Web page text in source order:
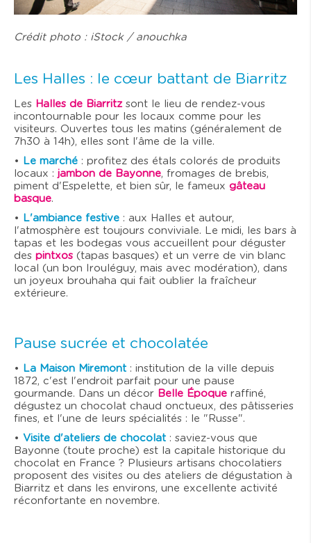
Crédit photo : iStock / anouchka
Les Halles : le cœur battant de Biarritz
Les Halles de Biarritz sont le lieu de rendez-vous
incontournable pour les locaux comme pour les
visiteurs. Ouvertes tous les matins (généralement de
7h30 à 14h), elles sont l'âme de la ville.
•
Le marché : profitez des étals colorés de produits
locaux : jambon de Bayonne, fromages de brebis,
piment d'Espelette, et bien sûr, le fameux gâteau
basque.
•
L'ambiance festive : aux Halles et autour,
l'atmosphère est toujours conviviale. Le midi, les bars à
tapas et les bodegas vous accueillent pour déguster
des pintxos (tapas basques) et un verre de vin blanc
local (un bon Irouléguy, mais avec modération), dans
un joyeux brouhaha qui fait oublier la fraîcheur
extérieure.
Pause sucrée et chocolatée
• La Maison Miremont : institution de la ville depuis
1872, c'est l'endroit parfait pour une pause
gourmande. Dans un décor Belle Époque raffiné,
dégustez un chocolat chaud onctueux, des pâtisseries
fines, et l'une de leurs spécialités : le "Russe".
• Visite d'ateliers de chocolat : saviez-vous que
Bayonne (toute proche) est la capitale historique du
chocolat en France ? Plusieurs artisans chocolatiers
proposent des visites ou des ateliers de dégustation à
Biarritz et dans les environs, une excellente activité
réconfortante en novembre.